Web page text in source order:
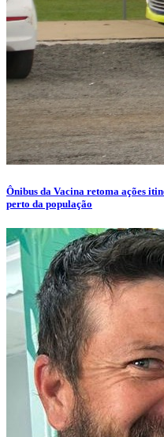
Ônibus da Vacina retoma ações
perto da população